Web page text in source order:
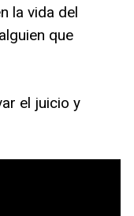
la vida del
que
el juicio y